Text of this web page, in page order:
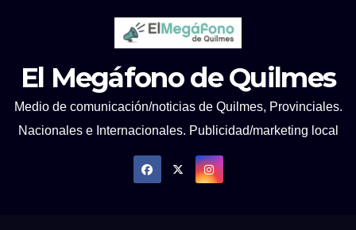
El Megáfono de Quilmes
Medio de comunicación/noticias de Quilmes, Provinciales.
Nacionales e Internacionales. Publicidad/marketing local